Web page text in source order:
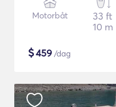
Motorbåt
33 ft
10 m
$459 /dag